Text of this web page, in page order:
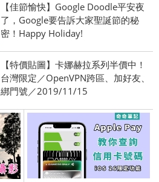
【佳節愉快】Google Doodle平安夜
了，Google要告訴大家聖誕節的秘
密！Happy Holiday!
【特價貼圖】卡娜赫拉系列半價中！
台灣限定／OpenVPN跨區、加好友、
綁門號／2019/11/15